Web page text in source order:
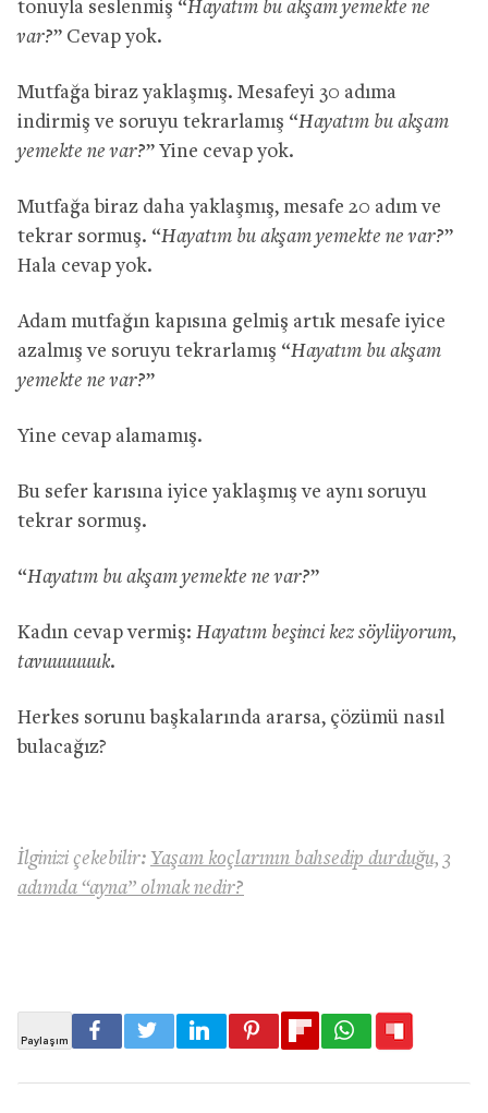
tonuyla seslenmiş “Hayatım bu akşam yemekte ne
var?” Cevap yok.
Mutfağa biraz yaklaşmış. Mesafeyi 30 adıma
indirmiş ve soruyu tekrarlamış “Hayatım bu akşam
yemekte ne var?” Yine cevap yok.
Mutfağa biraz daha yaklaşmış, mesafe 20 adım ve
tekrar sormuş. “Hayatım bu akşam yemekte ne var?”
Hala cevap yok.
Adam mutfağın kapısına gelmiş artık mesafe iyice
azalmış ve soruyu tekrarlamış “Hayatım bu akşam
yemekte ne var?”
Yine cevap alamamış.
Bu sefer karısına iyice yaklaşmış ve aynı soruyu
tekrar sormuş.
“Hayatım bu akşam yemekte ne var?”
Kadın cevap vermiş: Hayatım beşinci kez söylüyorum,
tavuuuuuuk.
Herkes sorunu başkalarında ararsa, çözümü nasıl
bulacağız?
İlginizi çekebilir: Yaşam koçlarının bahsedip durduğu, 3
adımda “ayna” olmak nedir?